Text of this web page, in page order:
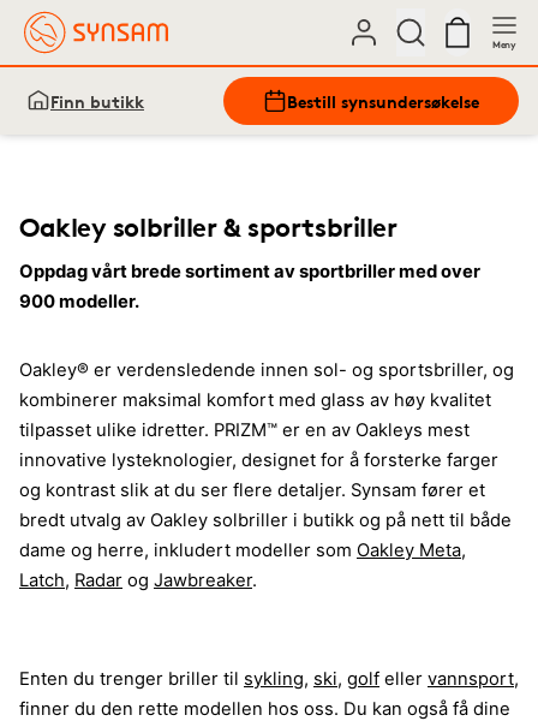
Meny
Finn butikk Bestill synsundersøkelse
Oakley solbriller & sportsbriller
Oppdag vårt brede sortiment av sportbriller med over
900 modeller.
Oakley® er verdensledende innen sol- og sportsbriller, og
kombinerer maksimal komfort med glass av høy kvalitet
tilpasset ulike idretter. PRIZM™ er en av Oakleys mest
innovative lysteknologier, designet for å forsterke farger
og kontrast slik at du ser flere detaljer. Synsam fører et
bredt utvalg av Oakley solbriller i butikk og på nett til både
dame og herre, inkludert modeller som Oakley Meta,
Latch, Radar og Jawbreaker.
Enten du trenger briller til sykling, ski, golf eller vannsport,
finner du den rette modellen hos oss. Du kan også få dine